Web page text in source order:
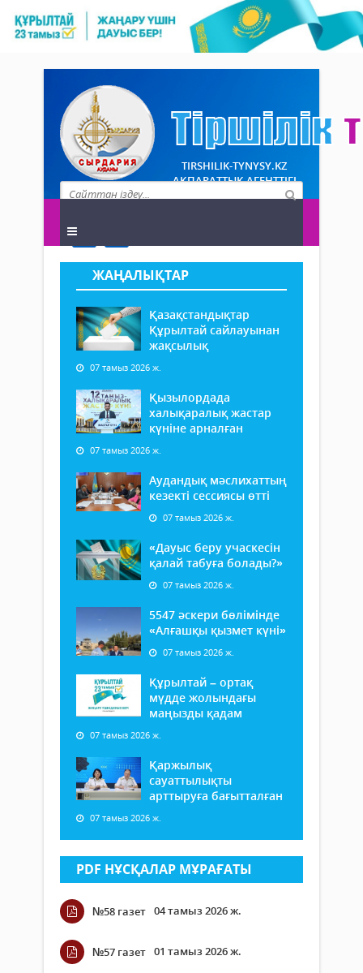
TIRSHILIK-TYNYSY.KZ
АҚПАРАТТЫҚ АГЕНТТІГІ
ЖАҢАЛЫҚТАР
Қазақстандықтар
Құрылтай сайлауынан
жақсылық
07 тамыз 2026 ж.
Қызылордада
халықаралық жастар
күніне арналған
07 тамыз 2026 ж.
Аудандық мәслихаттың
кезекті сессиясы өтті
07 тамыз 2026 ж.
«Дауыс беру учаскесін
қалай табуға болады?»
07 тамыз 2026 ж.
5547 әскери бөлімінде
«Алғашқы қызмет күні»
07 тамыз 2026 ж.
Құрылтай – ортақ
мүдде жолындағы
маңызды қадам
07 тамыз 2026 ж.
Қаржылық
сауаттылықты
арттыруға бағытталған
07 тамыз 2026 ж.
PDF НҰСҚАЛАР МҰРАҒАТЫ
№58 газет 04 тамыз 2026 ж.
№57 газет 01 тамыз 2026 ж.